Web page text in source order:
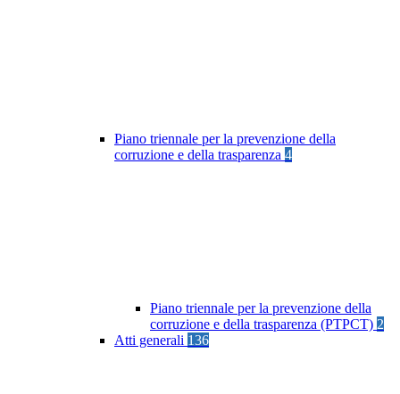
Piano triennale per la prevenzione della
corruzione e della trasparenza 4
Piano triennale per la prevenzione della
corruzione e della trasparenza (PTPCT) 2
Atti generali 136